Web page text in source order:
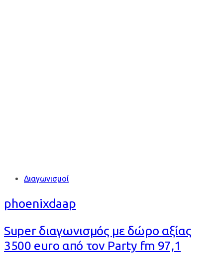
Tags Διαγωνισμοί
phoenixdaap
Super διαγωνισμός με δώρο αξίας
3500 euro από τον Party fm 97,1